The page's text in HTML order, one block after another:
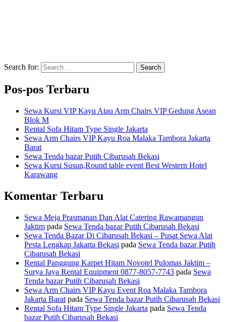
Search for: Search
Pos-pos Terbaru
Sewa Kursi VIP Kayu Atau Arm Chairs VIP Gedung Asean
Blok M
Rental Sofa Hitam Type Single Jakarta
Sewa Arm Chairs VIP Kayu Roa Malaka Tambora Jakarta
Barat
Sewa Tenda bazar Putih Cibarusah Bekasi
Sewa Kursi Susun,Round table event Best Western Hotel
Karawang
Komentar Terbaru
Sewa Meja Prasmanan Dan Alat Catering Rawamangun
Jaktim pada Sewa Tenda bazar Putih Cibarusah Bekasi
Sewa Tenda Bazar Di Cibarusah Bekasi – Pusat Sewa Alat
Pesta Lengkap Jakarta Bekasi pada Sewa Tenda bazar Putih
Cibarusah Bekasi
Rental Panggung Karpet Hitam Novotel Pulomas Jaktim –
Surya Jaya Rental Equipment 0877-8057-7743 pada Sewa
Tenda bazar Putih Cibarusah Bekasi
Sewa Arm Chairs VIP Kayu Event Roa Malaka Tambora
Jakarta Barat pada Sewa Tenda bazar Putih Cibarusah Bekasi
Rental Sofa Hitam Type Single Jakarta pada Sewa Tenda
bazar Putih Cibarusah Bekasi